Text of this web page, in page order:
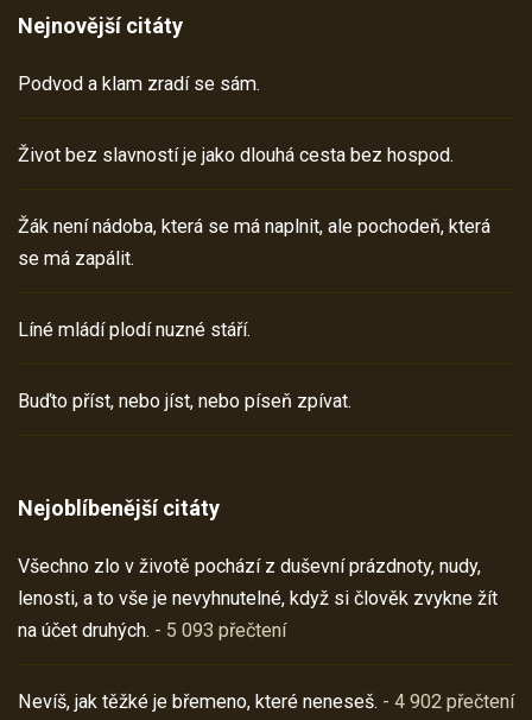
Nejnovější citáty
Podvod a klam zradí se sám.
Život bez slavností je jako dlouhá cesta bez hospod.
Žák není nádoba, která se má naplnit, ale pochodeň, která
se má zapálit.
Líné mládí plodí nuzné stáří.
Buďto příst, nebo jíst, nebo píseň zpívat.
Nejoblíbenější citáty
Všechno zlo v životě pochází z duševní prázdnoty, nudy,
lenosti, a to vše je nevyhnutelné, když si člověk zvykne žít
na účet druhých. - 5 093 přečtení
Nevíš, jak těžké je břemeno, které neneseš. - 4 902 přečtení